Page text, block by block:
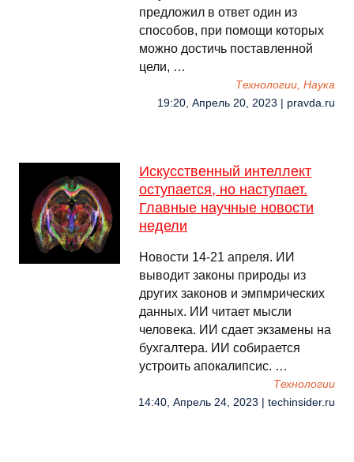
предложил в ответ один из
способов, при помощи которых
можно достичь поставленной
цели, …
Технологии, Наука
19:20, Апрель 20, 2023 | pravda.ru
Искусственный интеллект
оступается, но наступает.
Главные научные новости
недели
Новости 14-21 апреля. ИИ
выводит законы природы из
других законов и эмпмрических
данных. ИИ читает мысли
человека. ИИ сдает экзамены на
бухгалтера. ИИ собирается
устроить апокалипсис. …
Технологии
14:40, Апрель 24, 2023 | techinsider.ru